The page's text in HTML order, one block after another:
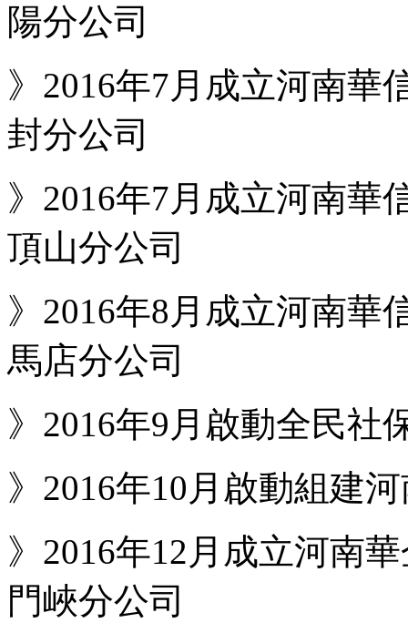
陽分公司
》2016年7月成立河南華
封分公司
》2016年7月成立河南華
頂山分公司
》2016年8月成立河南華
馬店分公司
》2016年9月啟動全民社
》2016年10月啟動組建
》2016年12月成立河南
門峽分公司